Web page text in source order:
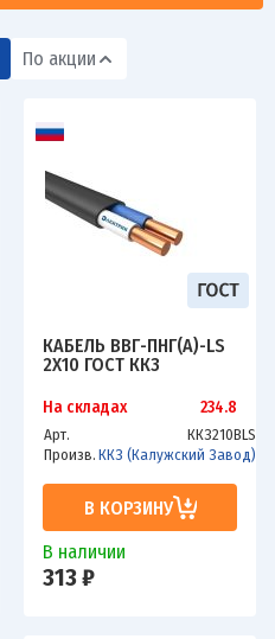
По акции
КАБЕЛЬ ВВГ-ПНГ(А)-LS
2Х10 ГОСТ ККЗ
На складах 234.8
Арт.
ККЗ210ВLS
Произв. ККЗ (Калужский Завод)
В КОРЗИНУ
В наличии
313 ₽